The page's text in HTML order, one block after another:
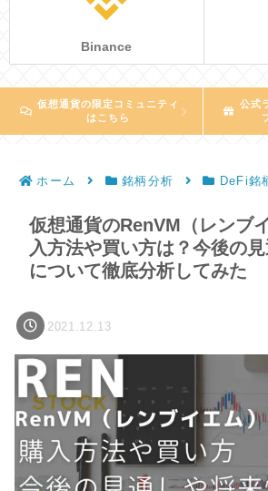
Binance
仮想通貨の限定コミュニティ
はこちら
公式
ホーム 銘柄分析 DeFi銘
仮想通貨のRenVM（レンブ
入方法や買い方は？今後の
について徹底分析してみた
2021.12.13